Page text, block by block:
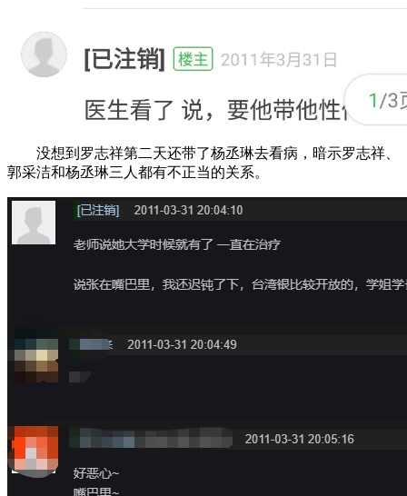
没想到罗志祥第二天还带了杨丞琳去看病，暗示罗志祥、
郭采洁和杨丞琳三人都有不正当的关系。